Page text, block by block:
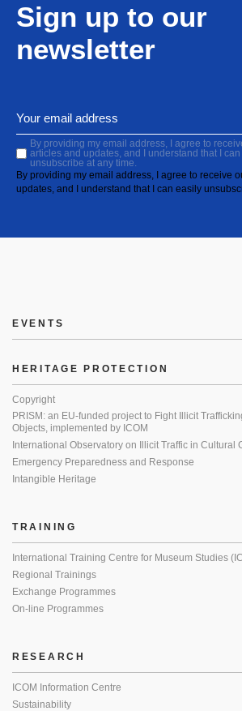
Sign up to our
newsletter
By providing my email address, I agree to
articles and updates, and I understand that I
unsubscribe at any time.
By providing my email address, I agree to receive
updates, and I understand that I can easily
EVENTS
HERITAGE PROTECTION
Copyright
PRISM: an EU-funded project to Fight Illicit
Objects, implemented by ICOM
International Observatory on Illicit Traffic in Cultural
Emergency Preparedness and Response
Intangible Heritage
TRAINING
International Training Centre for Museum Studies
Regional Trainings
Exchange Programmes
On-line Programmes
RESEARCH
ICOM Information Centre
Sustainability